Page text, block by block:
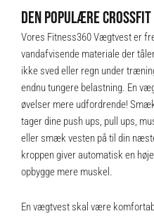
DEN POPULÆRE
Vores Fitness360 Vægtvest er
vandafvisende materiale der
ikke sved eller regn under
endnu tungere belastning. En
øvelser mere udfordrende!
tager dine push ups, pull ups,
eller smæk vesten på til din
kroppen giver automatisk en
opbygge mere muskel.
En vægtvest skal være